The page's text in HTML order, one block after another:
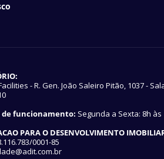
- R. Gen. João Saleiro Pitão, 1037 -
de funcionamento: Segunda a Sexta: 8h às
PARA O DESENVOLVIMENTO
0001-85